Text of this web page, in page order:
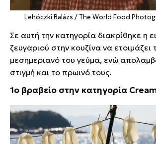
Lehóczki Balázs / The World Food
Σε αυτή την κατηγορία διακρίθηκε η
ζευγαριού στην κουζίνα να ετοιμάζει
μεσημεριανό του γεύμα, ενώ
στιγμή και το πρωινό τους.
1ο βραβείο στην κατηγορία